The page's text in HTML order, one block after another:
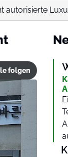
autorisierte
folgen